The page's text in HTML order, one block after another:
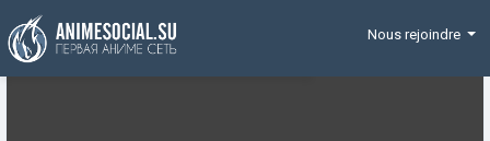
Funding
Nous rejoindre